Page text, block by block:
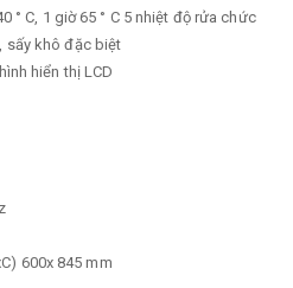
° C, 1 giờ 65 ° C 5 nhiệt độ rửa chức
sấy khô đặc biệt
hiển thị LCD
600x 845 mm